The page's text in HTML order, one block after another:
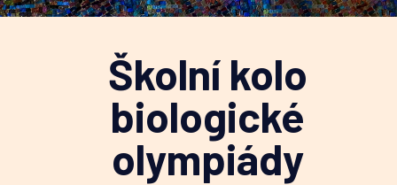
Školní kolo
biologické
olympiády